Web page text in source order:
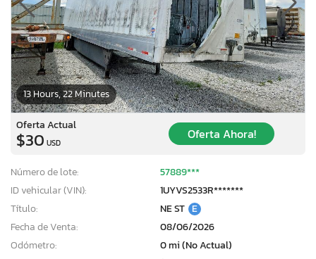
13 Hours, 22 Minutes
Oferta Actual
$30 USD
Oferta Ahora!
Número de lote:
57889***
ID vehicular (VIN):
1UYVS2533R*******
Título:
NE ST E
Fecha de Venta:
08/06/2026
Odómetro:
0 mi (No Actual)